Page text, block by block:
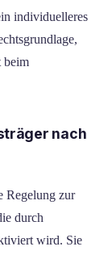
individuelleres
beim
nach
Regelung zur
durch
wird. Sie